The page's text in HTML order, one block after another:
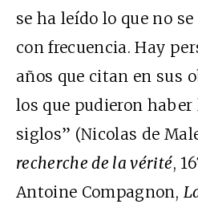
se ha leído lo que no
con frecuencia. Hay
años que citan en sus
los que pudieron
siglos” (Nicolas de
recherche de la vérité,
Antoine Compagnon,